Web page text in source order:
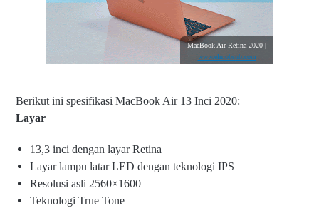
MacBook Air Retina 2020 |
www.elmobsub.com
Berikut ini spesifikasi MacBook Air 13 Inci 2020:
Layar
13,3 inci dengan layar Retina
Layar lampu latar LED dengan teknologi IPS
Resolusi asli 2560×1600
Teknologi True Tone